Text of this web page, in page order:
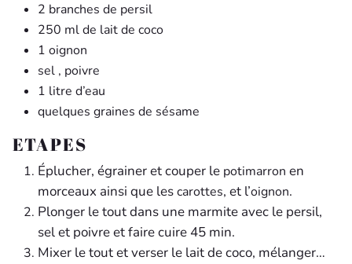
2 branches de persil
250 ml de lait de coco
1 oignon
sel , poivre
1 litre d’eau
quelques graines de sésame
ETAPES
Éplucher, égrainer et couper le potimarron en
morceaux ainsi que lescarottes, et l’oignon.
Plonger le tout dans une marmite avec le persil,
sel et poivre et faire cuire 45 min.
Mixer le tout et verser le lait de coco, mélanger…